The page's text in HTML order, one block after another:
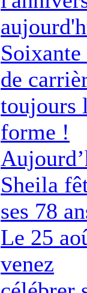
Soixante
de
toujours
forme !
Sheila
ses 78
Le 25
venez